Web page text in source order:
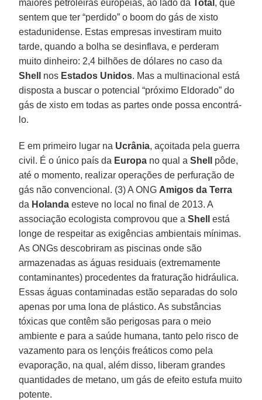
maiores petroleiras europeias, ao lado da Total , que
sentem que ter “perdido” o boom do gás de xisto
estadunidense. Estas empresas investiram muito
tarde, quando a bolha se desinflava, e perderam
muito dinheiro: 2,4 bilhões de dólares no caso da
Shell
nos Estados Unidos. Mas a multinacional está
disposta a buscar o potencial “próximo Eldorado” do
gás de xisto em todas as partes onde possa encontrá-
lo.
E em primeiro lugar na Ucrânia, açoitada pela guerra
civil. É o único país da Europa no qual aShell
pôde,
até o momento, realizar operações de perfuração de
gás não convencional. (3) A ONG Amigos da Terra
da Holanda esteve no local no final de 2013. A
associação ecologista comprovou que aShell
está
longe de respeitar as exigências ambientais mínimas.
As ONGs descobriram as piscinas onde são
armazenadas as águas residuais (extremamente
contaminantes) procedentes da fraturação hidráulica.
Essas águas contaminadas estão separadas do solo
apenas por uma lona de plástico. As substâncias
tóxicas que contêm são perigosas para o meio
ambiente e para a saúde humana, tanto pelo risco de
vazamento para os lençóis freáticos como pela
evaporação, na qual, além disso, liberam grandes
quantidades de metano, um gás de efeito estufa muito
potente.